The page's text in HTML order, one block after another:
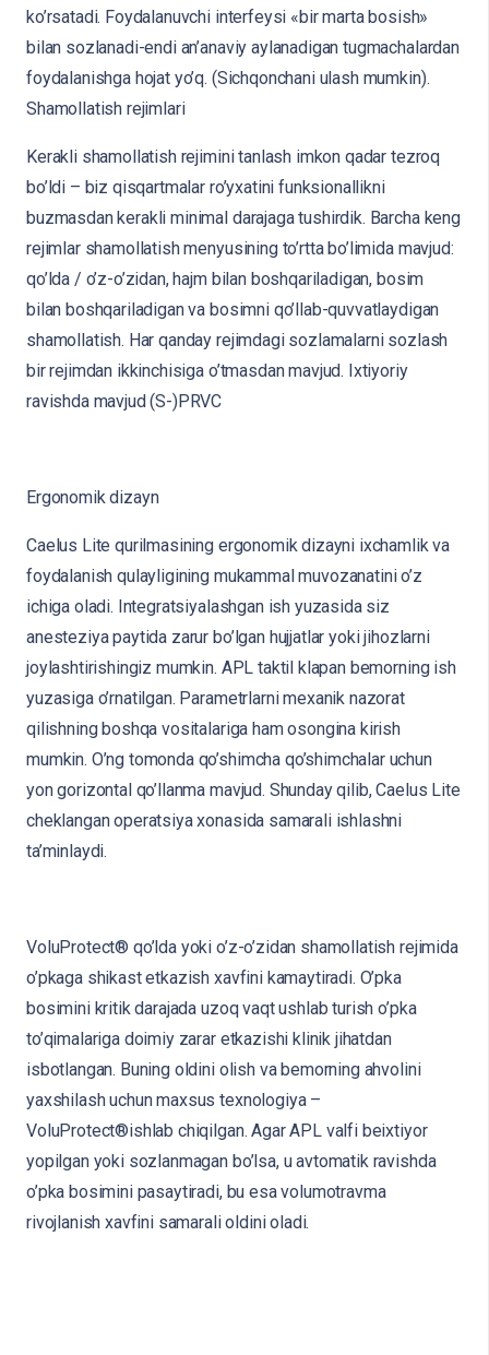
ko’rsatadi. Foydalanuvchi interfeysi «bir marta bosish»
bilan sozlanadi-endi an’anaviy aylanadigan tugmachalardan
foydalanishga hojat yo’q. (Sichqonchani ulash mumkin).
Shamollatish rejimlari
Kerakli shamollatish rejimini tanlash imkon qadar tezroq
bo’ldi – biz qisqartmalar ro’yxatini funksionallikni
buzmasdan kerakli minimal darajaga tushirdik. Barcha keng
rejimlar shamollatish menyusining to’rtta bo’limida mavjud:
qo’lda / o’z-o’zidan, hajm bilan boshqariladigan, bosim
bilan boshqariladigan va bosimni qo’llab-quvvatlaydigan
shamollatish. Har qanday rejimdagi sozlamalarni sozlash
bir rejimdan ikkinchisiga o’tmasdan mavjud. Ixtiyoriy
ravishda mavjud (S-)PRVC
Ergonomik dizayn
Caelus Lite qurilmasining ergonomik dizayni ixchamlik va
foydalanish qulayligining mukammal muvozanatini o’z
ichiga oladi. Integratsiyalashgan ish yuzasida siz
anesteziya paytida zarur bo’lgan hujjatlar yoki jihozlarni
joylashtirishingiz mumkin. APL taktil klapan bemorning ish
yuzasiga o’rnatilgan. Parametrlarni mexanik nazorat
qilishning boshqa vositalariga ham osongina kirish
mumkin. O’ng tomonda qo’shimcha qo’shimchalar uchun
yon gorizontal qo’llanma mavjud. Shunday qilib, Caelus Lite
cheklangan operatsiya xonasida samarali ishlashni
ta’minlaydi.
VoluProtect® qo’lda yoki o’z-o’zidan shamollatish rejimida
o’pkaga shikast etkazish xavfini kamaytiradi. O’pka
bosimini kritik darajada uzoq vaqt ushlab turish o’pka
to’qimalariga doimiy zarar etkazishi klinik jihatdan
isbotlangan. Buning oldini olish va bemorning ahvolini
yaxshilash uchun maxsus texnologiya –
VoluProtect®ishlab chiqilgan. Agar APL valfi beixtiyor
yopilgan yoki sozlanmagan bo’lsa, u avtomatik ravishda
o’pka bosimini pasaytiradi, bu esa volumotravma
rivojlanish xavfini samarali oldini oladi.